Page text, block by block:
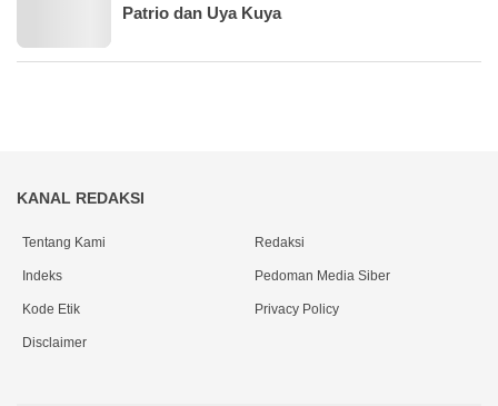
Patrio dan Uya Kuya
KANAL REDAKSI
Tentang Kami Redaksi
Indeks Pedoman Media Siber
Kode Etik Privacy Policy
Disclaimer